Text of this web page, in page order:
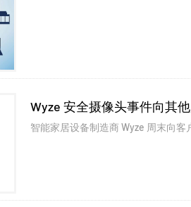
Wyze 安全摄像头事件向其
智能家居设备制造商 Wyze 周末向